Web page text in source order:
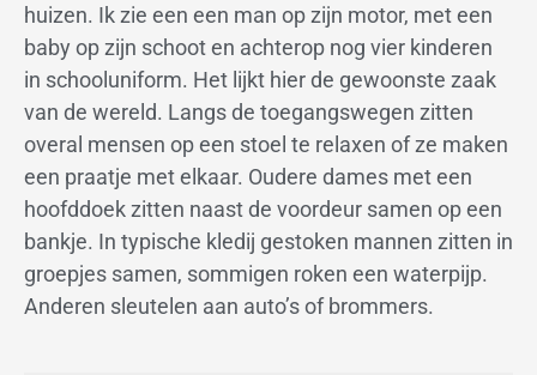
huizen. Ik zie een een man op zijn motor, met een
baby op zijn schoot en achterop nog vier kinderen
in schooluniform. Het lijkt hier de gewoonste zaak
van de wereld. Langs de toegangswegen zitten
overal mensen op een stoel te relaxen of ze maken
een praatje met elkaar. Oudere dames met een
hoofddoek zitten naast de voordeur samen op een
bankje. In typische kledij gestoken mannen zitten in
groepjes samen, sommigen roken een waterpijp.
Anderen sleutelen aan auto’s of brommers.